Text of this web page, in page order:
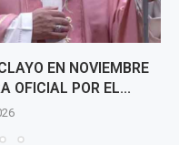
EN NOVIEMBRE
OFICIAL POR EL...